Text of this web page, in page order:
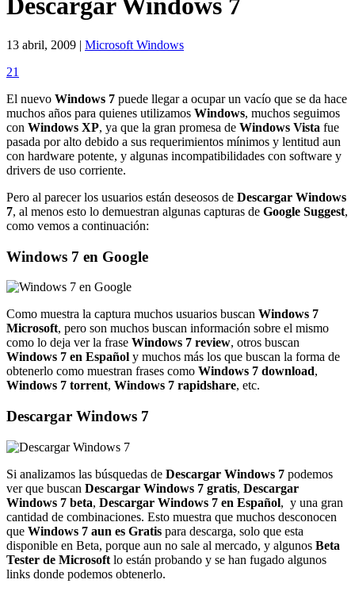
Descargar Windows 7
13 abril, 2009 | Microsoft Windows
21
El nuevo Windows 7 puede llegar a ocupar un vacío que se da hace
muchos años para quienes utilizamos Windows, muchos seguimos
con Windows XP, ya que la gran promesa de Windows Vista fue
pasada por alto debido a sus requerimientos mínimos y lentitud aun
con hardware potente, y algunas incompatibilidades con software y
drivers de uso corriente.
Pero al parecer los usuarios están deseosos de Descargar Windows
7, al menos esto lo demuestran algunas capturas de Google Suggest,
como vemos a continuación:
Windows 7 en Google
Como muestra la captura muchos usuarios buscan Windows 7
Microsoft, pero son muchos buscan información sobre el mismo
como lo deja ver la frase Windows 7 review, otros buscan
Windows 7 en Español y muchos más los que buscan la forma de
obtenerlo como muestran frases como Windows 7 download,
Windows 7 torrent, Windows 7 rapidshare, etc.
Descargar Windows 7
Si analizamos las búsquedas de Descargar Windows 7 podemos
ver que buscan Descargar Windows 7 gratis, Descargar
Windows 7 beta, Descargar Windows 7 en Español, y una gran
cantidad de combinaciones. Esto muestra que muchos desconocen
que Windows 7 aun es Gratis para descarga, solo que esta
disponible en Beta, porque aun no sale al mercado, y algunos Beta
Tester de Microsoft lo están probando y se han fugado algunos
links donde podemos obtenerlo.